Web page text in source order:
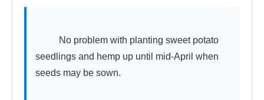
seedlings and hemp up until mid-April when
seeds may be sown.